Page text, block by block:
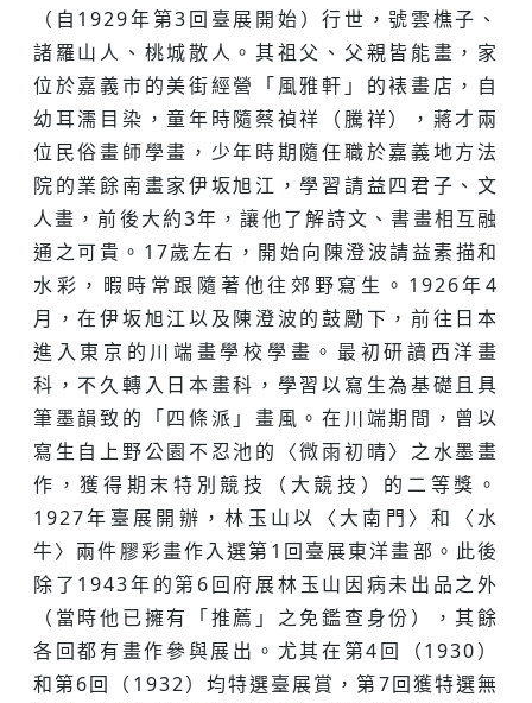
（自1929年第3回臺展開始）行世，號雲樵子、
諸羅山人、桃城散人。其祖父、父親皆能畫，家
位於嘉義市的美街經營「風雅軒」的裱畫店，自
幼耳濡目染，童年時隨蔡禎祥（騰祥），蔣才兩
位民俗畫師學畫，少年時期隨任職於嘉義地方法
院的業餘南畫家伊坂旭江，學習請益四君子、文
人畫，前後大約3年，讓他了解詩文、書畫相互融
通之可貴。17歲左右，開始向陳澄波請益素描和
水彩，暇時常跟隨著他往郊野寫生。1926年4
月，在伊坂旭江以及陳澄波的鼓勵下，前往日本
進入東京的川端畫學校學畫。最初研讀西洋畫
科，不久轉入日本畫科，學習以寫生為基礎且具
筆墨韻致的「四條派」畫風。在川端期間，曾以
寫生自上野公園不忍池的〈微雨初晴〉之水墨畫
作，獲得期末特別競技（大競技）的二等獎。
1927年臺展開辦，林玉山以〈大南門〉和〈水
牛〉兩件膠彩畫作入選第1回臺展東洋畫部。此後
除了1943年的第6回府展林玉山因病未出品之外
（當時他已擁有「推薦」之免鑑查身份），其餘
各回都有畫作參與展出。尤其在第4回（1930）
和第6回（1932）均特選臺展賞，第7回獲特選無